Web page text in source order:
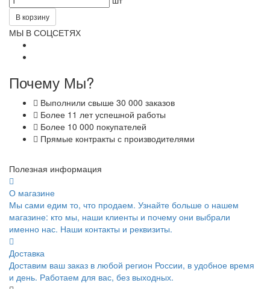
В корзину
МЫ В СОЦСЕТЯХ
Почему Мы?
Выполнили свыше 30 000 заказов
Более 11 лет успешной работы
Более 10 000 покупателей
Прямые контракты с производителями
Полезная информация
О магазине
Мы сами едим то, что продаем. Узнайте больше о нашем
магазине: кто мы, наши клиенты и почему они выбрали
именно нас. Наши контакты и реквизиты.
Доставка
Доставим ваш заказ в любой регион России, в удобное время
и день. Работаем для вас, без выходных.